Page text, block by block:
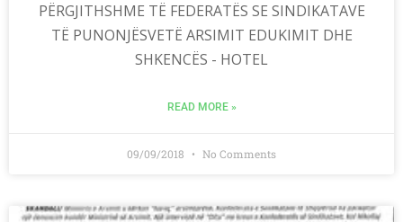
PËRGJITHSHME TË FEDERATËS SE SINDIKATAVE
TË PUNONJËSVETË ARSIMIT EDUKIMIT DHE
SHKENCËS - HOTEL
READ MORE »
09/09/2018 No Comments